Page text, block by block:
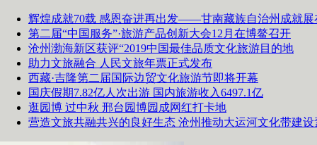
辉煌成就70载 感恩奋进再出发——甘南藏族自治州成就展
第二届“中国服务”·旅游产品创新大会12月在博鳌召开
沧州渤海新区获评“2019中国最佳品质文化旅游目的地
助力文旅融合 人民文旅年票正式发布
西藏·吉隆第二届国际边贸文化旅游节即将开幕
国庆假期7.82亿人次出游 国内旅游收入6497.1亿
逛园博 过中秋 邢台园博园成网红打卡地
营造文旅共融共兴的良好生态 沧州推动大运河文化带建设